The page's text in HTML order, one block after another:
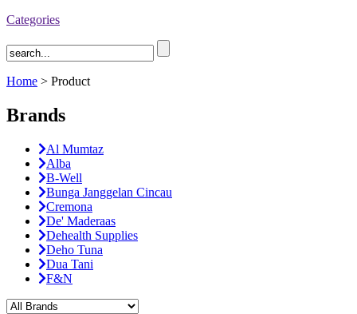
Categories
Home > Product
Brands
Al Mumtaz
Alba
B-Well
Bunga Janggelan Cincau
Cremona
De' Maderaas
Dehealth Supplies
Deho Tuna
Dua Tani
F&N